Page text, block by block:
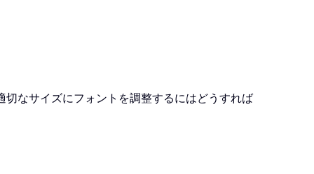
なサイズにフォントを調整するにはどうすれば